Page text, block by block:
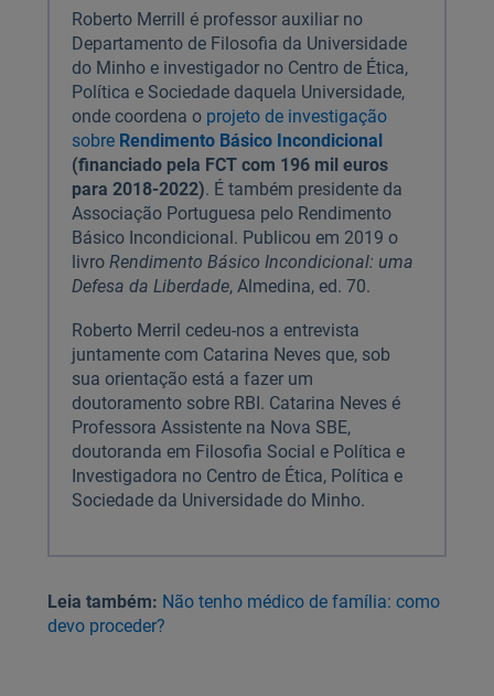
Roberto Merrill é professor auxiliar no
Departamento de Filosofia da Universidade
do Minho e investigador no Centro de Ética,
Política e Sociedade daquela Universidade,
onde coordena o projeto de investigação
sobre Rendimento Básico Incondicional
(financiado pela FCT com 196 mil euros
para 2018-2022). É também presidente da
Associação Portuguesa pelo Rendimento
Básico Incondicional. Publicou em 2019 o
livro Rendimento Básico Incondicional: uma
Defesa da Liberdade, Almedina, ed. 70.
Roberto Merril cedeu-nos a entrevista
juntamente com Catarina Neves que, sob
sua orientação está a fazer um
doutoramento sobre RBI. Catarina Neves é
Professora Assistente na Nova SBE,
doutoranda em Filosofia Social e Política e
Investigadora no Centro de Ética, Política e
Sociedade da Universidade do Minho.
Leia também: Não tenho médico de família: como
devo proceder?